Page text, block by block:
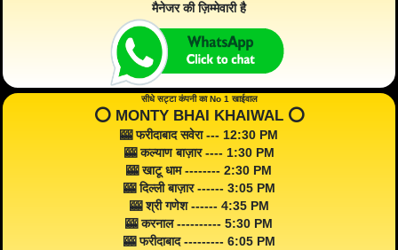
मैनेजर की ज़िम्मेवारी है
सीधे सट्टा कंपनी का No 1 खाईवाल
⭕️ MONTY BHAI KHAIWAL ⭕️
🎰 फरीदाबाद सवेरा --- 12:30 PM
🎰 कल्याण बाज़ार ---- 1:30 PM
🎰 खाटू धाम -------- 2:30 PM
🎰 दिल्ली बाज़ार ------ 3:05 PM
🎰 श्री गणेश ------ 4:35 PM
🎰 करनाल ---------- 5:30 PM
🎰 फरीदाबाद --------- 6:05 PM